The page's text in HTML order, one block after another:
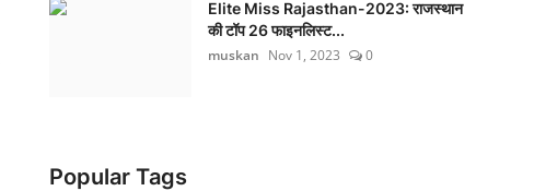
Elite Miss Rajasthan-2023: राजस्थान
की टॉप 26 फाइनलिस्ट...
muskan Nov 1, 2023 0
Popular Tags